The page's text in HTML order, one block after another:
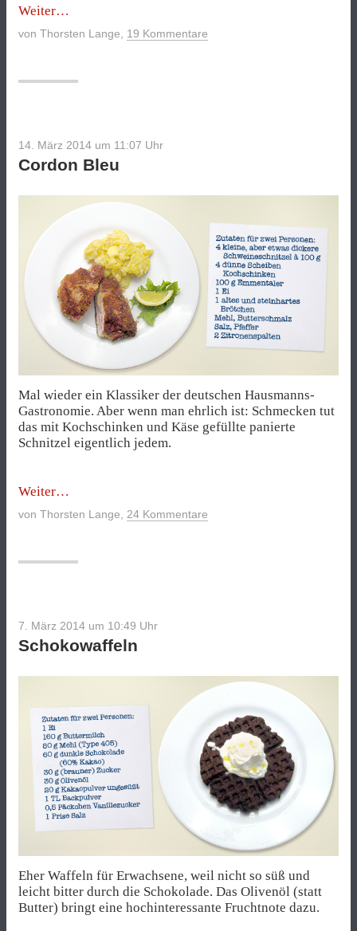
Weiter„Kurzgebratene
Lammkeule
mit
von Thorsten Lange 19 Kommentare
14. März 2014 um 11:07 Uhr
Cordon Bleu
Mal wieder ein Klassiker der deutschen Hausmanns-
Gastronomie. Aber wenn man ehrlich ist: Schmecken tut
das mit Kochschinken und Käse gefüllte panierte
Schnitzel eigentlich jedem.
Weiter„Cordon
von Thorsten Lange 24 Kommentare
7. März 2014 um 10:49 Uhr
Schokowaffeln
Eher Waffeln für Erwachsene, weil nicht so süß und
leicht bitter durch die Schokolade. Das Olivenöl (statt
Butter) bringt eine hochinteressante Fruchtnote dazu.